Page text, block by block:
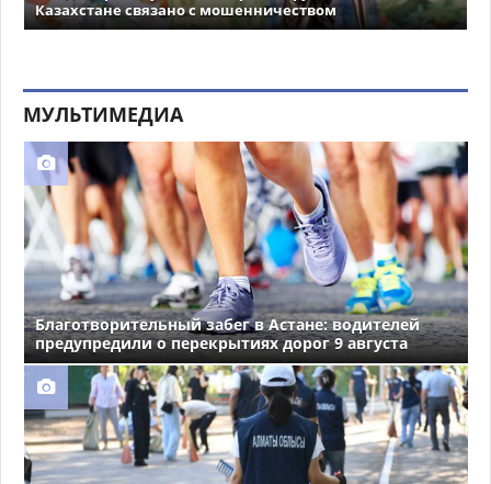
Казахстане связано с мошенничеством
МУЛЬТИМЕДИА
Благотворительный забег в Астане: водителей
предупредили о перекрытиях дорог 9 августа